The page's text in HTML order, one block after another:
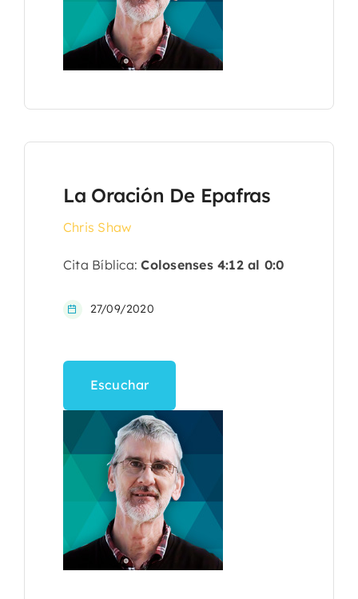
La Oración De Epafras
Chris Shaw
Cita Bíblica:Colosenses 4:12 al 0:0
27/09/2020
Escuchar